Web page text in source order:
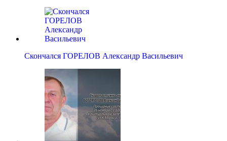
Скончался ГОРЕЛОВ Александр Васильевич